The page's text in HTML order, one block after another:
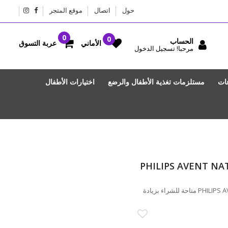
حول اتصال موقع المتجر
مستلزمات تغذية الأطفال والرضع اختيارات الأطفال
الحساب
مرحبا! تسجيل الدخول
الأماني عربة التسوق
PHILIPS AVENT
PHILIPS AVENT NATURAL 3.0 FEEDING TEATS 6 M X2 متاحة للشراء بزيادة